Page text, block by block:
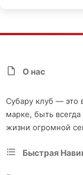
О нас
Субару клуб — это
марке, быть всегда
жизни огромной
Быстрая